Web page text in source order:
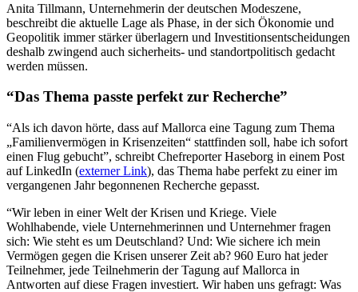
Anita Tillmann, Unternehmerin der deutschen Modeszene,
beschreibt die aktuelle Lage als Phase, in der sich Ökonomie und
Geopolitik immer stärker überlagern und Investitionsentscheidungen
deshalb zwingend auch sicherheits- und standortpolitisch gedacht
werden müssen.
“Das Thema passte perfekt zur Recherche”
“Als ich davon hörte, dass auf Mallorca eine Tagung zum Thema
„Familienvermögen in Krisenzeiten“ stattfinden soll, habe ich sofort
einen Flug gebucht”, schreibt Chefreporter Haseborg in einem Post
auf LinkedIn (externer Link), das Thema habe perfekt zu einer im
vergangenen Jahr begonnenen Recherche gepasst.
“Wir leben in einer Welt der Krisen und Kriege. Viele
Wohlhabende, viele Unternehmerinnen und Unternehmer fragen
sich: Wie steht es um Deutschland? Und: Wie sichere ich mein
Vermögen gegen die Krisen unserer Zeit ab? 960 Euro hat jeder
Teilnehmer, jede Teilnehmerin der Tagung auf Mallorca in
Antworten auf diese Fragen investiert. Wir haben uns gefragt: Was